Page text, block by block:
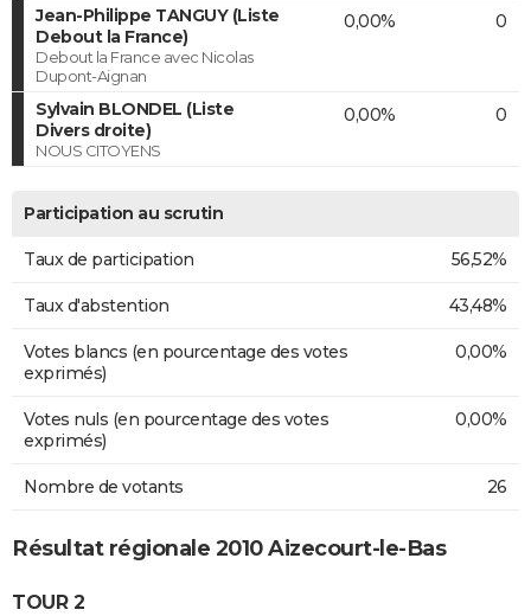
Jean-Philippe TANGUY (Liste
Debout la France)
Debout la France avec Nicolas
Dupont-Aignan
0,00% 0
Sylvain BLONDEL (Liste
Divers droite)
NOUS CITOYENS
0,00% 0
Participation au scrutin
Taux de participation 56,52%
Taux d'abstention 43,48%
Votes blancs (en pourcentage des votes
exprimés)
0,00%
Votes nuls (en pourcentage des votes
exprimés)
0,00%
Nombre de votants 26
Résultat régionale 2010 Aizecourt-le-Bas
TOUR 2